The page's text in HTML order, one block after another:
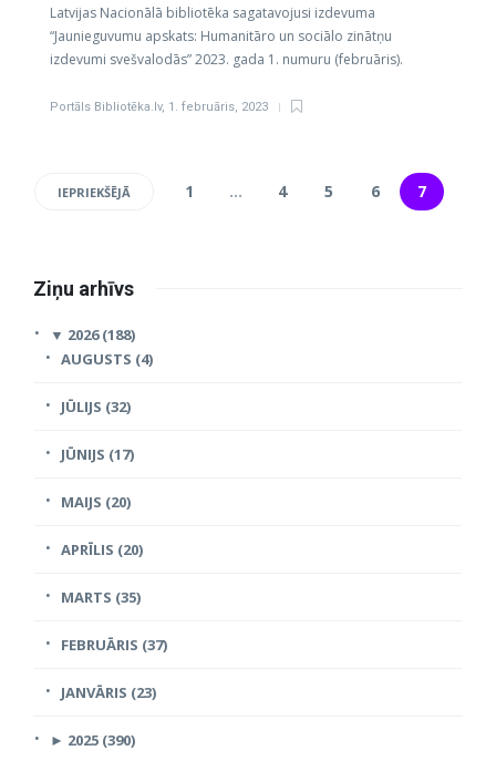
Latvijas Nacionālā bibliotēka sagatavojusi izdevuma
“Jaunieguvumu apskats: Humanitāro un sociālo zinātņu
izdevumi svešvalodās” 2023. gada 1. numuru (februāris).
Portāls Bibliotēka.lv, 1. februāris, 2023
IEPRIEKŠĒJĀ 1 … 4 5 6 7
Ziņu arhīvs
▼ 2026 (188)
AUGUSTS (4)
JŪLIJS (32)
JŪNIJS (17)
MAIJS (20)
APRĪLIS (20)
MARTS (35)
FEBRUĀRIS (37)
JANVĀRIS (23)
► 2025 (390)